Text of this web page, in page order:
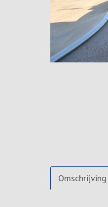
Omschrijving